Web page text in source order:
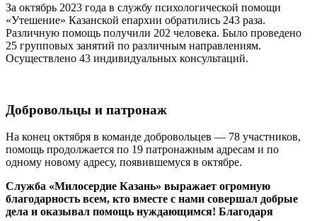
За октябрь 2023 года в службу психологической помощи
«Утешение» Казанской епархии обратились 243 раза.
Различную помощь получили 202 человека. Было проведено
25 групповых занятий по различным направлениям.
Осуществлено 43 индивидуальных консультаций.
Добровольцы и патронаж
На конец октября в команде добровольцев — 78 участников,
помощь продолжается по 19 патронажным адресам и по
одному новому адресу, появившемуся в октябре.
Служба «Милосердие Казань» выражает огромную
благодарность всем, кто вместе с нами совершал добрые
дела и оказывал помощь нуждающимся! Благодаря